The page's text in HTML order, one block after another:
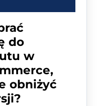
do
w
obniżyć